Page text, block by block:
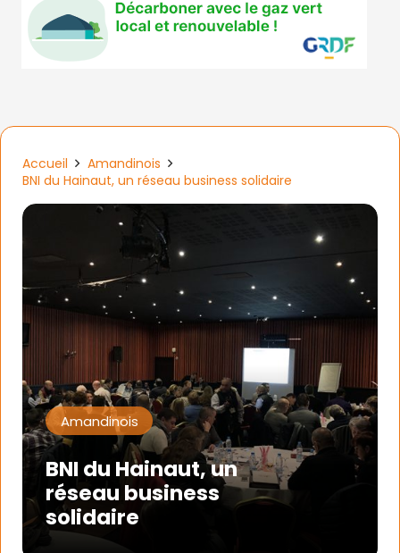
Accueil
Amandinois
BNI du Hainaut, un réseau business solidaire
Amandinois
BNI du Hainaut, un
réseau business
solidaire